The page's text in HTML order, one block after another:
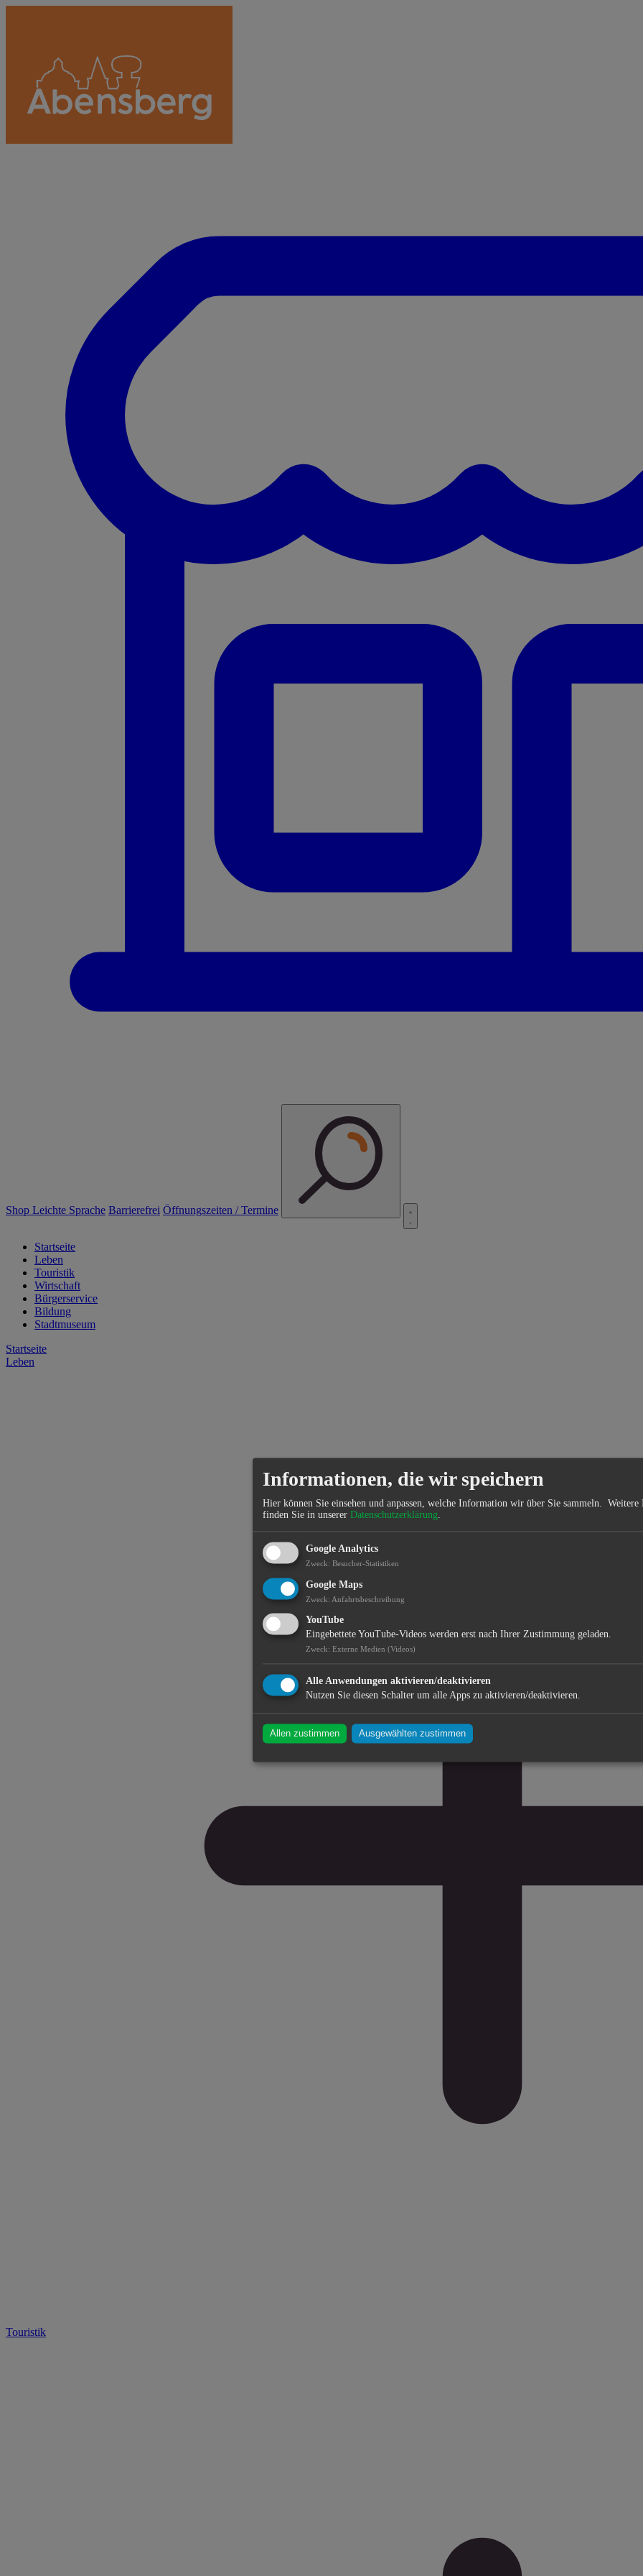
Shop Leichte Sprache Barrierefrei Öffnungszeiten / Termine
Startseite
Leben
Touristik
Wirtschaft
Bürgerservice
Bildung
Stadtmuseum
Startseite
Leben
Touristik
Informationen, die wir speichern
Hier können Sie einsehen und anpassen, welche Information wir über Sie sammeln. Weitere
finden Sie in unserer Datenschutzerklärung.
Google Analytics
Zweck: Besucher-Statistiken
Google Maps
Zweck: Anfahrtsbeschreibung
YouTube
Eingebettete YouTube-Videos werden erst nach Ihrer Zustimmung geladen.
Zweck: Externe Medien (Videos)
Alle Anwendungen aktivieren/deaktivieren
Nutzen Sie diesen Schalter um alle Apps zu aktivieren/deaktivieren.
Allen zustimmen Ausgewählten zustimmen